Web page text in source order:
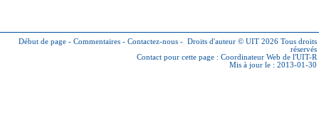
Début de page - Commentaires - Contactez-nous - Droits d'auteur © UIT 2026 Tous droits
réservés
Contact pour cette page : Coordinateur Web de l'UIT-R
Mis à jour le : 2013-01-30